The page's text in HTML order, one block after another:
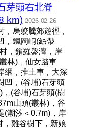
芽頭右北脊
km) 2026-02-26
，烏蛟騰郊遊徑，
，飄岡峒(絲帶
，鎖羅盤灣，岸
林)，仙女踏車
綑，推土車，大深
凹，(谷埔)石芽頭
，(谷埔)石芽頭(樹
山頭(叢林)，谷
(潮汐＜0.7m)，岸
，雞谷樹下，新娘